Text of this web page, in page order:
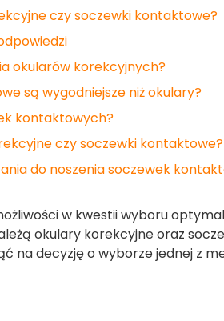
czy soczewki kontaktowe?
okularów korekcyjnych?
są wygodniejsze niż okulary?
kontaktowych?
czy soczewki kontaktowe?
do noszenia soczewek
w kwestii wyboru
okulary korekcyjne oraz
na decyzję o wyborze jednej z